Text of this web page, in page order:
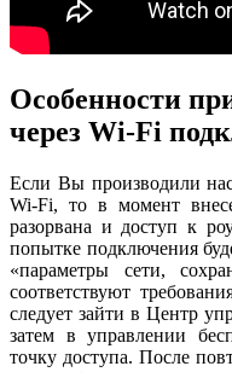
Особенности
через Wi-Fi
Если Вы производили
Wi-Fi, то в момент
разорвана и доступ к
попытке подключения
«параметры сети,
соответствуют
следует зайти в Центр
затем в управлении
точку доступа. После